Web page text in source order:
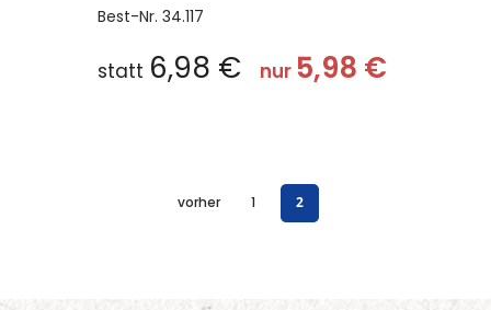
Best-Nr. 34.117
statt 6,98 € nur 5,98 €
vorher 1 2